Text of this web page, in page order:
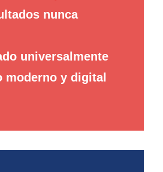
nunca
universalmente
moderno y digital